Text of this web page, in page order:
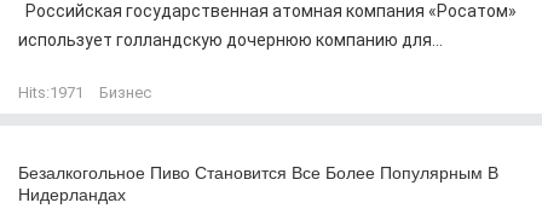
Российская государственная атомная компания «Росатом»
использует голландскую дочернюю компанию для...
Hits:1971 Бизнес
Безалкогольное Пиво Становится Все Более Популярным В
Нидерландах